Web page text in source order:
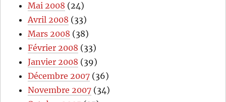
Mai 2008 (24)
Avril 2008 (33)
Mars 2008 (38)
Février 2008 (33)
Janvier 2008 (39)
Décembre 2007 (36)
Novembre 2007 (34)